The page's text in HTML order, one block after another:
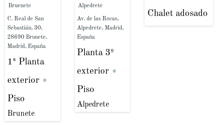
Bruenete
C. Real de San
Sebastián, 30,
28690 Brunete,
Madrid, España
1ª Planta
exterior
Piso
Brunete
Alpedrete
Av. de las Rocas,
Alpedrete, Madrid,
España
Planta 3º
exterior
Piso
Alpedrete
Chalet adosado